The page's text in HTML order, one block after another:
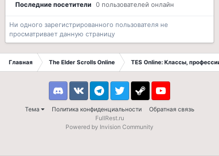
Последние посетители 0 пользователей онлайн
Ни одного зарегистрированного пользователя не
просматривает данную страницу
Главная The Elder Scrolls Online TES Online: Классы,
Тема Политика конфиденциальности Обратная связь
DiscordVK TelegramTwitter Steam Youtube
FullRest.ru
Powered by Invision Community